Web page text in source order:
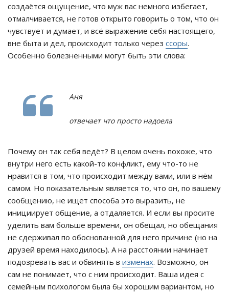
создаётся ощущение, что муж вас немного избегает,
отмалчивается, не готов открыто говорить о том, что он
чувствует и думает, и всё выражение себя настоящего,
вне быта и дел, происходит только через ссоры.
Особенно болезненными могут быть эти слова:
Аня
отвечает что просто надоела
Почему он так себя ведёт? В целом очень похоже, что
внутри него есть какой-то конфликт, ему что-то не
нравится в том, что происходит между вами, или в нём
самом. Но показательным является то, что он, по вашему
сообщению, не ищет способа это выразить, не
инициирует общение, а отдаляется. И если вы просите
уделить вам больше времени, он обещал, но обещания
не сдерживал по обоснованной для него причине (но на
друзей время находилось). А на расстоянии начинает
подозревать вас и обвинять в изменах. Возможно, он
сам не понимает, что с ним происходит. Ваша идея с
семейным психологом была бы хорошим вариантом, но